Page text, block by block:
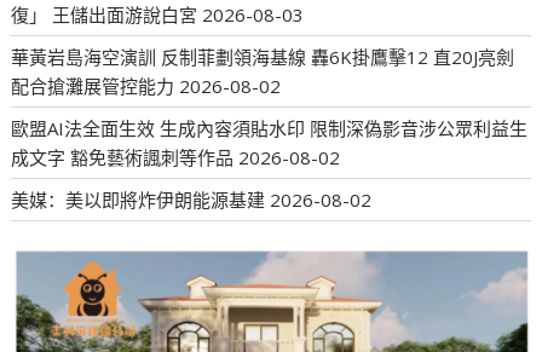
復」 王儲出面游說白宮 2026-08-03
華黃岩島海空演訓 反制菲劃領海基線 轟6K掛鷹擊12 直20J亮劍
配合搶灘展管控能力 2026-08-02
歐盟AI法全面生效 生成內容須貼水印 限制深偽影音涉公眾利益生
成文字 豁免藝術諷刺等作品 2026-08-02
美媒：美以即將炸伊朗能源基建 2026-08-02